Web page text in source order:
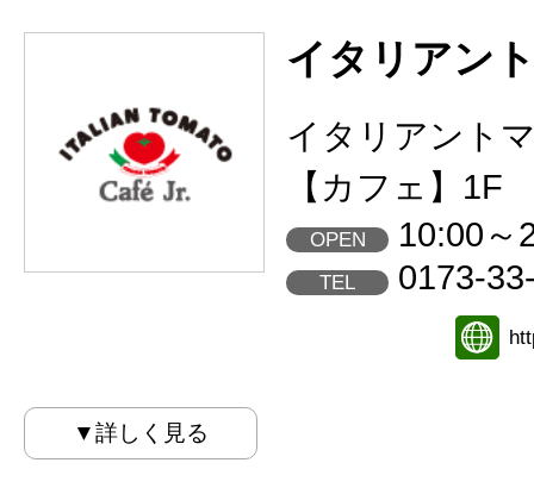
イタリアン
イタリアント
【カフェ】1F
OPEN 10:00～
TEL 0173-
▼詳しく見る